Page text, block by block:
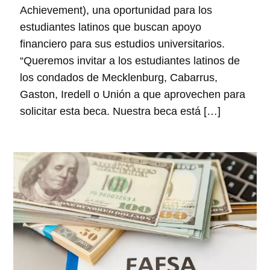
Achievement), una oportunidad para los
estudiantes latinos que buscan apoyo
financiero para sus estudios universitarios.
“Queremos invitar a los estudiantes latinos de
los condados de Mecklenburg, Cabarrus,
Gaston, Iredell o Unión a que aprovechen para
solicitar esta beca. Nuestra beca está […]